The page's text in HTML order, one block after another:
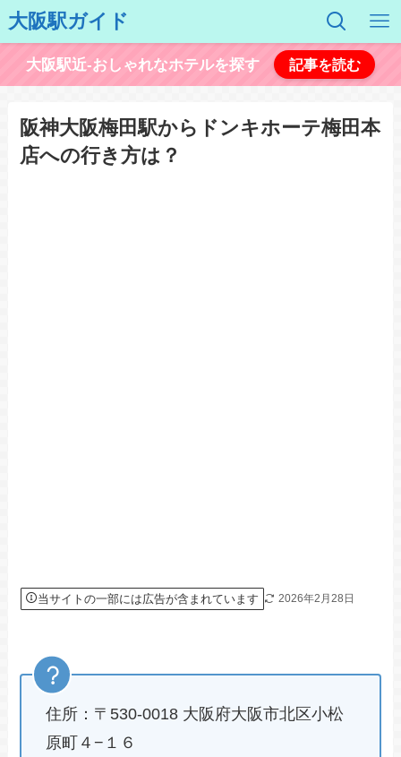
大阪駅ガイド
大阪駅近-おしゃれなホテルを探す 記事を読む
阪神大阪梅田駅からドンキホーテ梅田本
店への行き方は？
当サイトの一部には広告が含まれています 2026年2月28日
住所：〒530-0018 大阪府大阪市北区小松
原町４−１６